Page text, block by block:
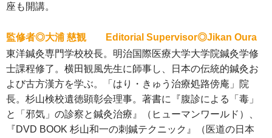
座も開講。
監修者◎大浦 慈観 Editorial Supervisor◎Jikan Oura
東洋鍼灸専門学校校長。明治国際医療大学大学院鍼灸学修
士課程修了。横田観風先生に師事し、日本の伝統的鍼灸お
よび古方漢方を学ぶ。「はり・きゅう治療処路傍庵」院
長。杉山検校遺徳顕彰会理事。著書に『腹診による「毒」
と「邪気」の診察と鍼灸治療』（ヒューマンワールド）、
『DVD BOOK 杉山和一の刺鍼テクニック』（医道の日本